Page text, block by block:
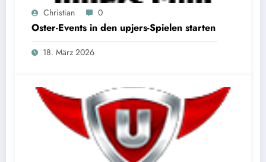
Christian 0
Oster-Events in den upjers-Spielen starten
18. März 2026